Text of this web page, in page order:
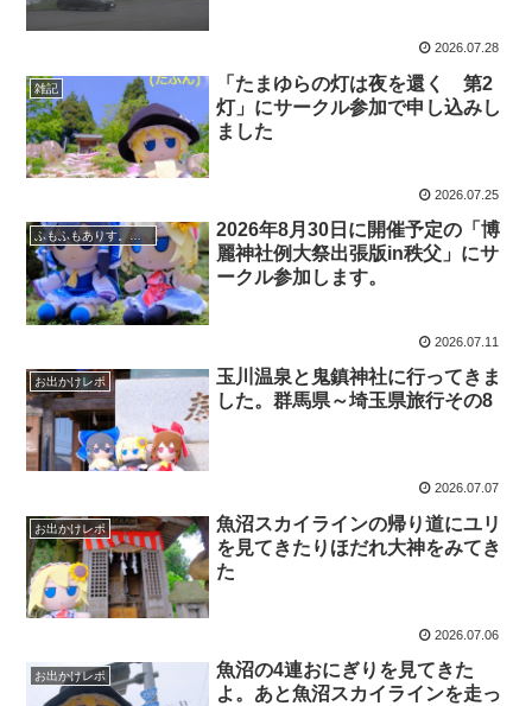
2026.07.28
雑記
「たまゆらの灯は夜を還く 第2
灯」にサークル参加で申し込みし
ました
2026.07.25
ふもふもありす。のいる風景
2026年8月30日に開催予定の「博
麗神社例大祭出張版in秩父」にサ
ークル参加します。
2026.07.11
お出かけレポ
玉川温泉と鬼鎮神社に行ってきま
した。群馬県～埼玉県旅行その8
2026.07.07
お出かけレポ
魚沼スカイラインの帰り道にユリ
を見てきたりほだれ大神をみてき
た
2026.07.06
お出かけレポ
魚沼の4連おにぎりを見てきた
よ。あと魚沼スカイラインを走っ